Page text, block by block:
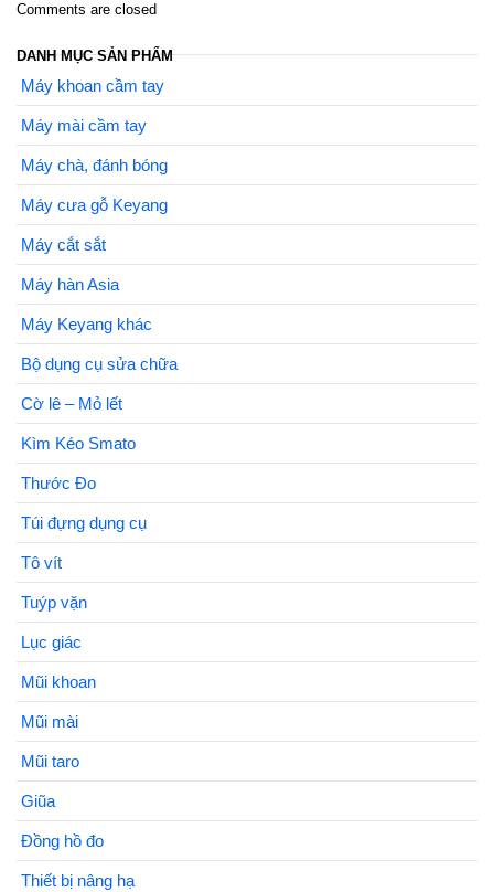
Comments are closed
DANH MỤC SẢN PHẨM
Máy khoan cầm tay
Máy mài cầm tay
Máy chà, đánh bóng
Máy cưa gỗ Keyang
Máy cắt sắt
Máy hàn Asia
Máy Keyang khác
Bộ dụng cụ sửa chữa
Cờ lê – Mỏ lết
Kìm Kéo Smato
Thước Đo
Túi đựng dụng cụ
Tô vít
Tuýp vặn
Lục giác
Mũi khoan
Mũi mài
Mũi taro
Giũa
Đồng hồ đo
Thiết bị nâng hạ